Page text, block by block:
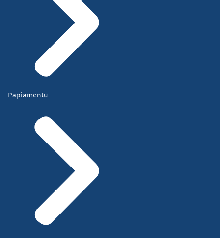
Papiamentu